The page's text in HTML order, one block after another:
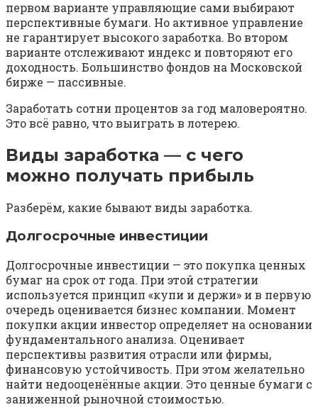
первом варианте управляющие сами выбирают
перспективные бумаги. Но активное управление
не гарантирует высокого заработка. Во втором
варианте отслеживают индекс и повторяют его
доходность. Большинство фондов на Московской
бирже — пассивные.
Заработать сотни процентов за год маловероятно.
Это всё равно, что выиграть в лотерею.
Виды заработка — с чего
можно получать прибыль
Разберём, какие бывают виды заработка.
Долгосрочные инвестиции
Долгосрочные инвестиции — это покупка ценных
бумаг на срок от года. При этой стратегии
используется принцип «купи и держи» и в первую
очередь оценивается бизнес компании. Момент
покупки акции инвестор определяет на основании
фундаментального анализа. Оценивает
перспективы развития отрасли или фирмы,
финансовую устойчивость. При этом желательно
найти недооценённые акции. Это ценные бумаги с
заниженной рыночной стоимостью.